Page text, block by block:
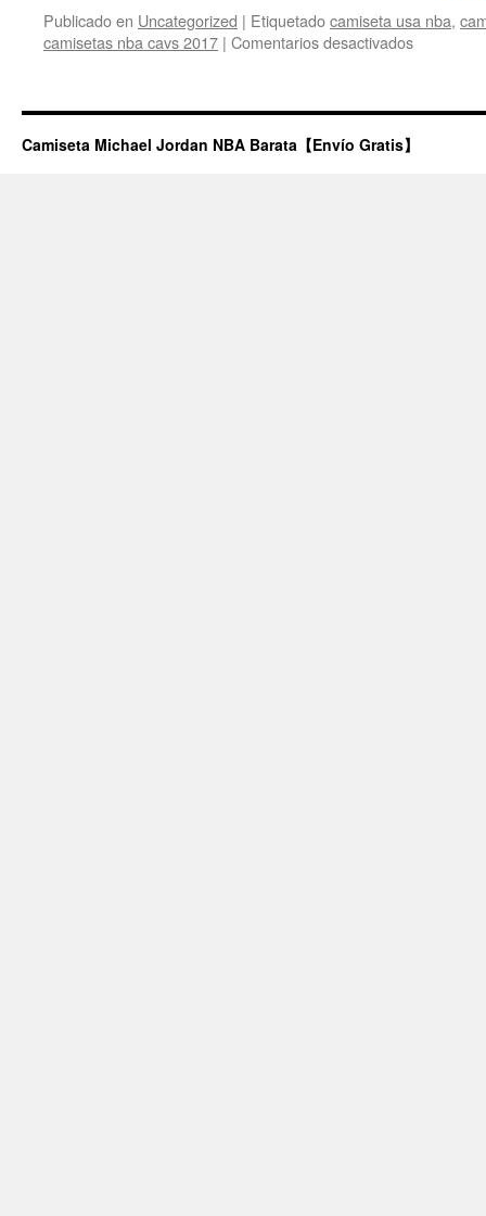
Publicado en Uncategorized | Etiquetadocamiseta usa nba,
camisetas nba cavs 2017 | Comentarios desactivadosen
basquet
Camiseta Michael Jordan NBA Barata【Envío Gratis】